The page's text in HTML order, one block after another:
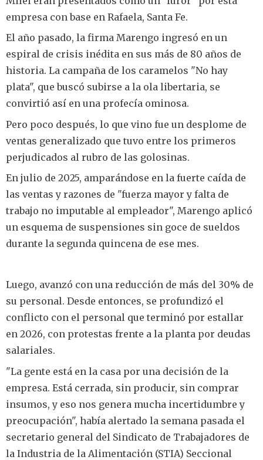
empresa con base en Rafaela, Santa Fe.
El año pasado, la firma Marengo ingresó en un
espiral de crisis inédita en sus más de 80 años de
historia. La campaña de los caramelos "No hay
plata", que buscó subirse a la ola libertaria, se
convirtió así en una profecía ominosa.
Pero poco después, lo que vino fue un desplome de
ventas generalizado que tuvo entre los primeros
perjudicados al rubro de las golosinas.
En julio de 2025, amparándose en la fuerte caída de
las ventas y razones de "fuerza mayor y falta de
trabajo no imputable al empleador", Marengo aplicó
un esquema de suspensiones sin goce de sueldos
durante la segunda quincena de ese mes.
Luego, avanzó con una reducción de más del 30% de
su personal. Desde entonces, se profundizó el
conflicto con el personal que terminó por estallar
en 2026, con protestas frente a la planta por deudas
salariales.
"La gente está en la casa por una decisión de la
empresa. Está cerrada, sin producir, sin comprar
insumos, y eso nos genera mucha incertidumbre y
preocupación", había alertado la semana pasada el
secretario general del Sindicato de Trabajadores de
la Industria de la Alimentación (STIA) Seccional